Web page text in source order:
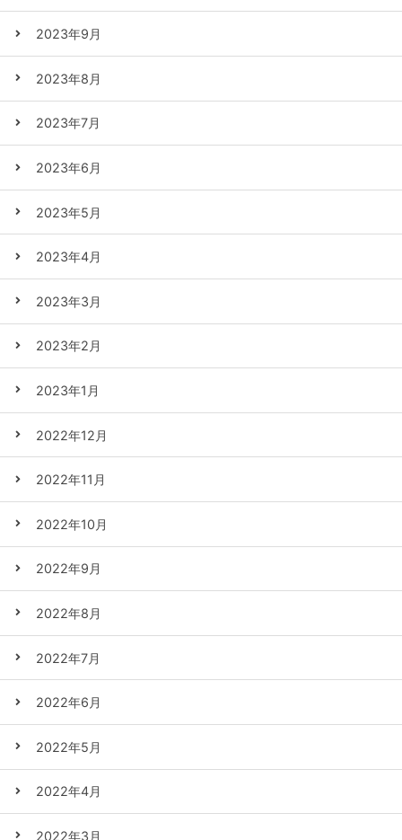
2023年9月
2023年8月
2023年7月
2023年6月
2023年5月
2023年4月
2023年3月
2023年2月
2023年1月
2022年12月
2022年11月
2022年10月
2022年9月
2022年8月
2022年7月
2022年6月
2022年5月
2022年4月
2022年3月